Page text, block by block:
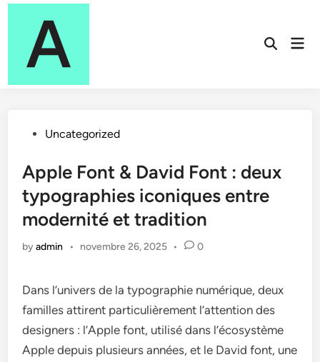
Skip
content
Open
PostedUncategorized
Apple Font & David Font : deux
typographies iconiques entre
modernité et tradition
byadmin • novembre 26, 2025 • 0
Dans l’univers de la typographie numérique, deux
familles attirent particulièrement l’attention des
designers : l’Apple font, utilisé dans l’écosystème
Apple depuis plusieurs années, et le David font, une